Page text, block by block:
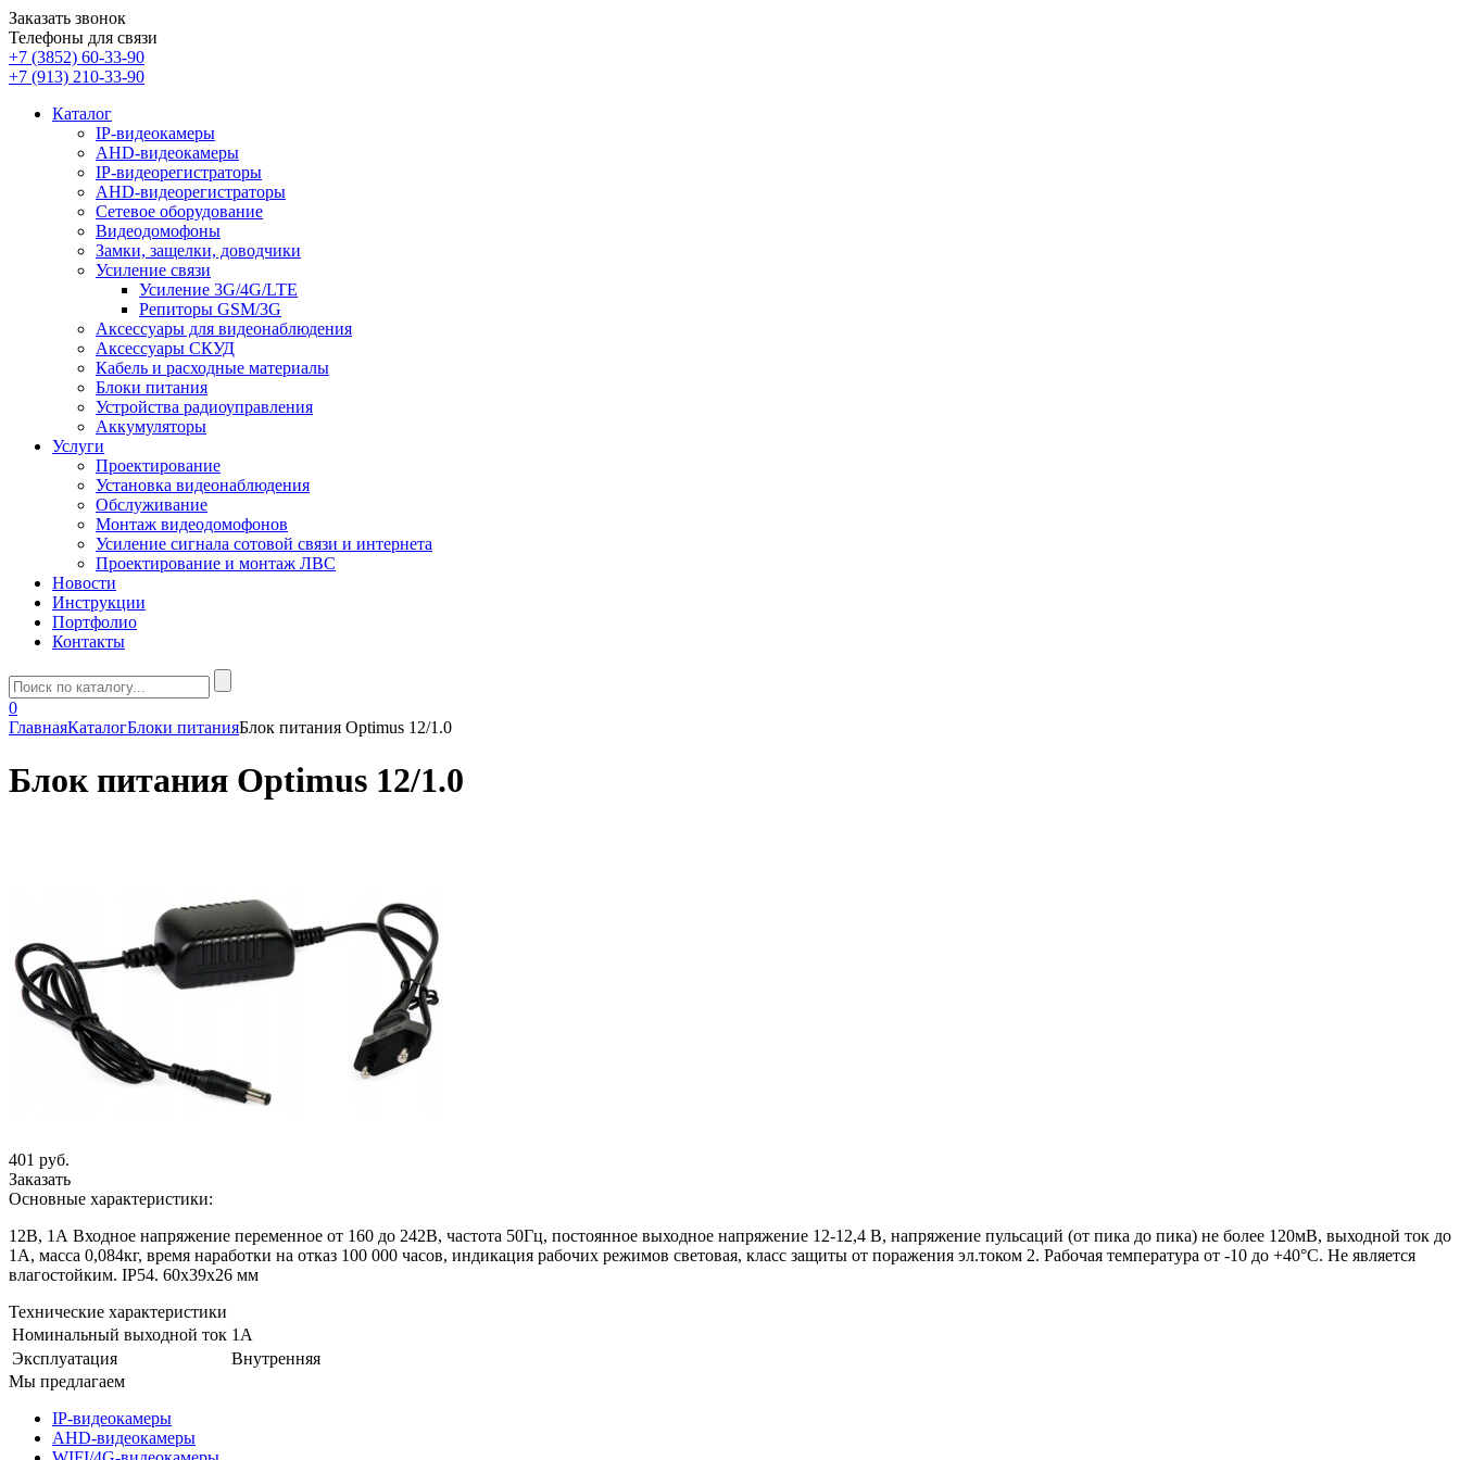
Заказать звонок
Телефоны для связи
+7 (3852) 60-33-90
+7 (913) 210-33-90
Каталог
IP-видеокамеры
AHD-видеокамеры
IP-видеорегистраторы
AHD-видеорегистраторы
Сетевое оборудование
Видеодомофоны
Замки, защелки, доводчики
Усиление связи
Усиление 3G/4G/LTE
Репиторы GSM/3G
Аксессуары для видеонаблюдения
Аксессуары СКУД
Кабель и расходные материалы
Блоки питания
Устройства радиоуправления
Аккумуляторы
Услуги
Проектирование
Установка видеонаблюдения
Обслуживание
Монтаж видеодомофонов
Усиление сигнала сотовой связи и интернета
Проектирование и монтаж ЛВС
Новости
Инструкции
Портфолио
Контакты
0
ГлавнаяКаталогБлоки питанияБлок питания Optimus 12/1.0
Блок питания Optimus 12/1.0
401 руб.
Заказать
Основные характеристики:
12В, 1А Входное напряжение переменное от 160 до 242В, частота 50Гц, постоянное выходное напряжение 12-12,4 В, напряжение пульсаций (от пика до пика) не более 120мВ, выходной ток до
1А, масса 0,084кг, время наработки на отказ 100 000 часов, индикация рабочих режимов световая, класс защиты от поражения эл.током 2. Рабочая температура от -10 до +40°С. Не является
влагостойким. IP54. 60х39х26 мм
Технические характеристики
Номинальный выходной ток 1А
Эксплуатация
Внутренняя
Мы предлагаем
IP-видеокамеры
AHD-видеокамеры